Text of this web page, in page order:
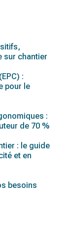
sur chantier
:
pour le
:
de 70 %
: le guide
et en
besoins